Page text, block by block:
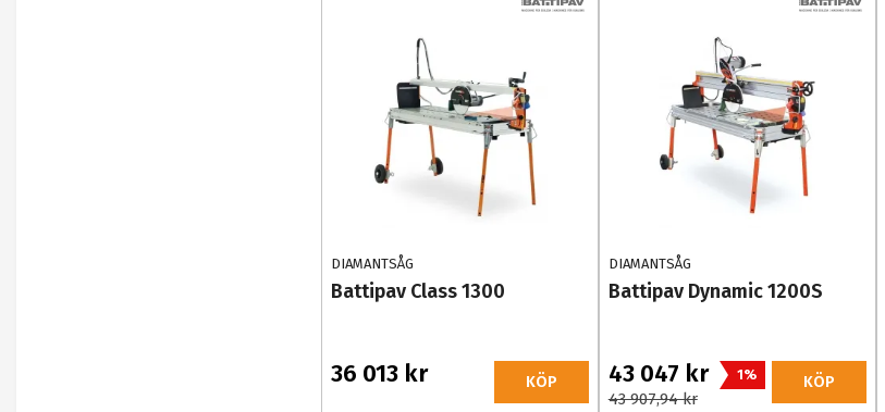
DIAMANTSÅG
Battipav Class 1300
36 013 kr KÖP
DIAMANTSÅG
Battipav Dynamic 1200S
43 047 kr 1%
43 907,94 kr
KÖP